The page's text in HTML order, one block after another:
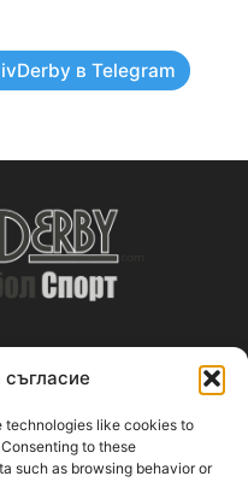
technologies like cookies to
to these
such as browsing behavior or
в Telegram
изцяло футболна